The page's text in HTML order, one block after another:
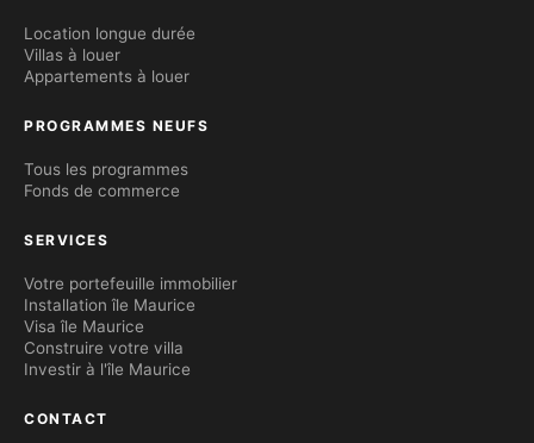
Location longue durée
Villas à louer
Appartements à louer
PROGRAMMES NEUFS
Tous les programmes
Fonds de commerce
SERVICES
Votre portefeuille immobilier
Installation île Maurice
Visa île Maurice
Construire votre villa
Investir à l'île Maurice
CONTACT